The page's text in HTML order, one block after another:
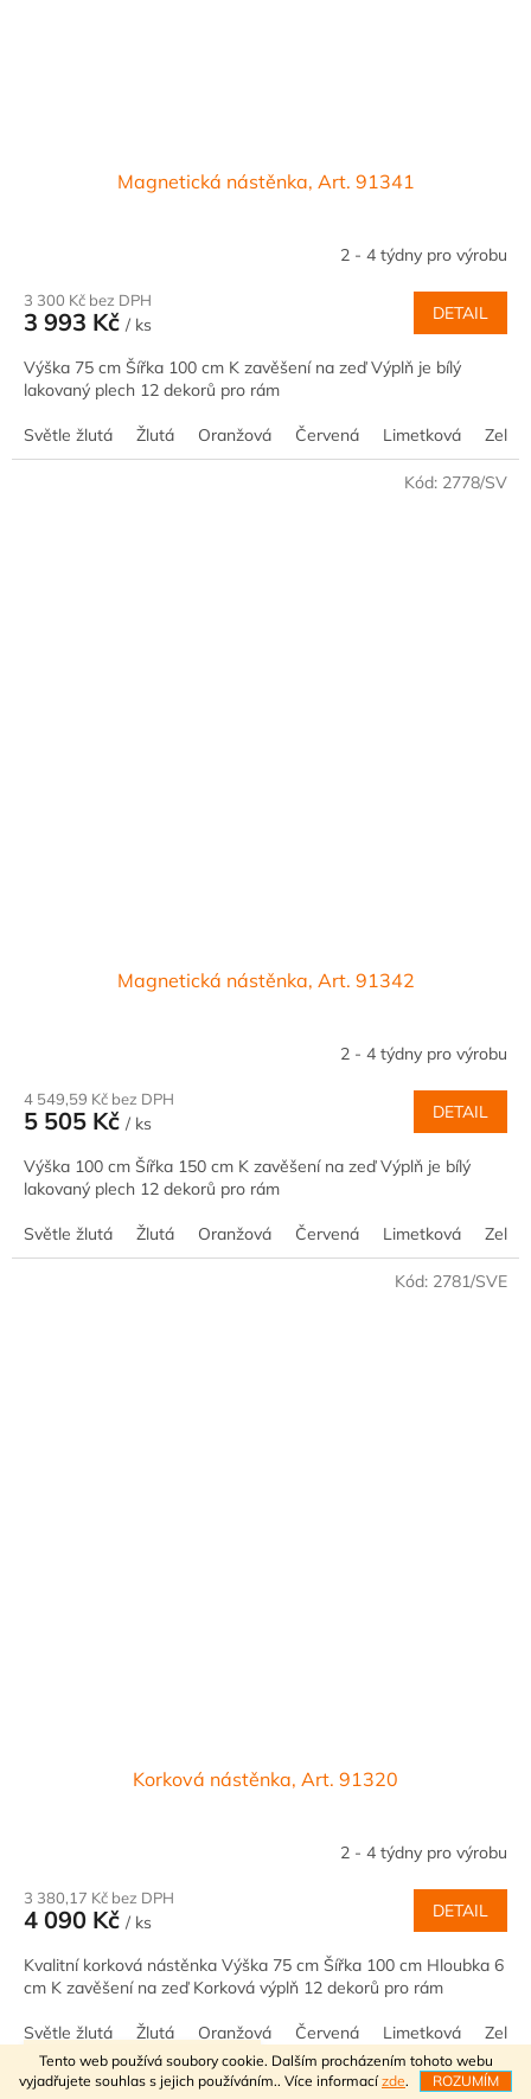
Tento web používá soubory cookie. Dalším procházením tohoto webu
vyjadřujete souhlas s jejich používáním.. Více informací zde. ROZUMÍM
VÍTEJTE V NAŠEM E-SHOPU
Magnetická nástěnka, Art. 91341
2 - 4 týdny pro výrobu
3 300 Kč bez DPH
3 993 Kč / ks
DETAIL
Výška 75 cm Šířka 100 cm K zavěšení na zeď Výplň je bílý
lakovaný plech 12 dekorů pro rám
Světle žlutá Žlutá Oranžová Červená Limetková
Magnetická nástěnka, Art. 91342
2 - 4 týdny pro výrobu
4 549,59 Kč bez DPH
5 505 Kč / ks
DETAIL
Výška 100 cm Šířka 150 cm K zavěšení na zeď Výplň je bílý
lakovaný plech 12 dekorů pro rám
Světle žlutá Žlutá Oranžová Červená Limetková
Kód: 2778/SV
Korková nástěnka, Art. 91320
2 - 4 týdny pro výrobu
3 380,17 Kč bez DPH
4 090 Kč / ks
DETAIL
Kvalitní korková nástěnka Výška 75 cm Šířka 100 cm Hloubka 6
cm K zavěšení na zeď Korková výplň 12 dekorů pro rám
Světle žlutá Žlutá Oranžová Červená Limetková
Kód: 2781/SVE
Kód:2784/SV